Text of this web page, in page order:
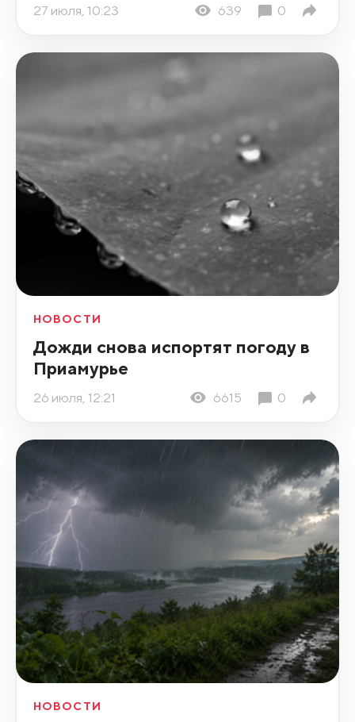
27 июля, 10:23 639 0
НОВОСТИ
Дожди снова испортят погоду в
Приамурье
26 июля, 12:21 6615 0
НОВОСТИ